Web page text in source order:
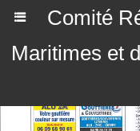
Comité
Maritimes et